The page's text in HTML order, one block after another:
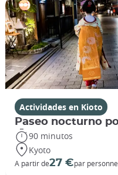
Actividades en Kioto
Paseo nocturno
90 minutos
Kyoto
A partir de27 €par personne